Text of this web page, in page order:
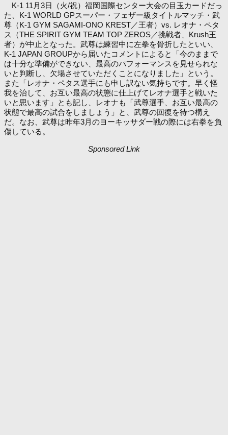
K-1 11月3日（火/祝）福岡国際センター大会の目玉カードだっ
た、K-1 WORLD GPスーパー・フェザー級タイトルマッチ・武
尊（K-1 GYM SAGAMI-ONO KREST／王者）vs. レオナ・ペタ
ス（THE SPIRIT GYM TEAM TOP ZEROS／挑戦者、Krush王
者）が中止となった。武尊は練習中に左拳を骨折したといい、
K-1 JAPAN GROUPから届いたコメントによると「今のままで
は十分な準備ができない、最高のパフォーマンスを見せられな
いと判断し、欠場させていただくことになりました」という。
また「レオナ・ペタス選手にも申し訳ない気持ちです。早く怪
我を治して、お互い最高の状態に仕上げてレオナ選手と戦いた
いと思います」とも記し、レオナも「武尊選手、お互い最高の
状態で最高の試合をしましょう」と、武尊の回復を待つ構え
だ。なお、武尊は昨年3月のヨーキッサダー戦の際には右拳を負
傷している。
Sponsored Link